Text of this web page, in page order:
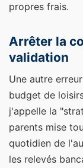
propres frais.
Arrêter la
validation
Une autre
budget de
j'appelle la
parents mise
quotidien de
les relevés